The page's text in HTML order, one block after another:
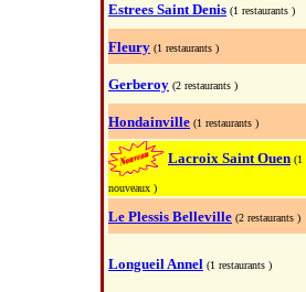
Estrees Saint Denis (1 restaurants )
Fleury (1 restaurants )
Gerberoy (2 restaurants )
Hondainville (1 restaurants )
Lacroix Saint Ouen (1
nouveaux )
Le Plessis Belleville (2 restaurants )
Longueil Annel (1 restaurants )